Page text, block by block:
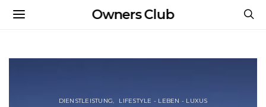
Owners Club
DIENSTLEISTUNG LIFESTYLE - LEBEN - LUXUS